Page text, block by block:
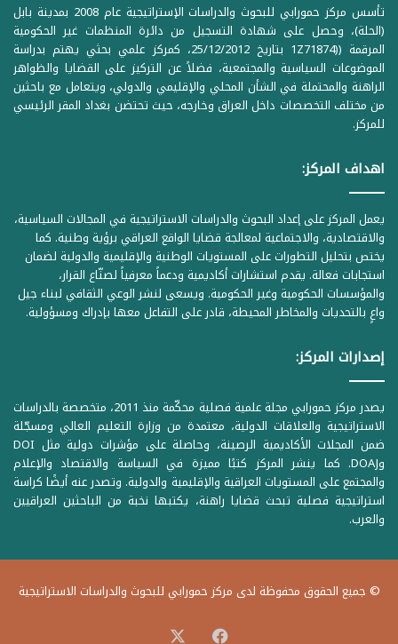
تأسس مركز حمورابي للبحوث والدراسات الإستراتيجية عام 2008 بمدينة بابل
(الحلة)، وحصل على شهادة التسجيل من دائرة المنظمات غير الحكومية
المرقمة ((1Z71874 بتاريخ 25/12/2012، كمركز علمي بحثي يهتم بدراسة
الموضوعات السياسية والمجتمعية، فضلاً عن التركيز على القضايا والظواهر
الراهنة والمحتملة في الشأن المحلي والإقليمي والدولي، ويتعامل مع باحثين
من مختلف التخصصات داخل العراق وخارجه، حيث تحتضن بغداد المقر الرئيسي
للمركز.
اهداف المركز:
يعمل المركز على إعداد البحوث والدراسات الاستراتيجية في المجالات السياسية،
والاقتصادية، والاجتماعية لمعالجة قضايا الواقع العراقي برؤية وطنية. كما
يختص بتحليل التطورات على المستويات الوطنية والإقليمية والدولية لضمان
استجابات فعالة. يقدم استشارات أكاديمية ودعماً معرفياً لصنّاع القرار،
والمؤسسات الحكومية وغير الحكومية. ويسعى لنشر الوعي الثقافي لبناء جيل
واعٍ بالتحديات والمخاطر المحيطة، قادر على التفاعل معها بإدراك ومسؤولية.
إصدارات المركز:
يصدر مركز حمورابي مجلة علمية فصلية محكّمة منذ 2011، متخصصة بالدراسات
الاستراتيجية والعلاقات الدولية، معتمدة من وزارة التعليم العالي ومسجّلة
ضمن المجلات الأكاديمية الرصينة، وحاصلة على مؤشرات دولية مثل DOI
وDOAJ. كما ينشر المركز كتبًا مميزة في السياسة والاقتصاد والإعلام
والمجتمع على المستويات العراقية والإقليمية والدولية. وتصدر عنه أيضًا كراسة
استراتيجية فصلية تبحث قضايا راهنة، يكتبها نخبة من الباحثين العراقيين
والعرب.
© جميع الحقوق محفوظة لدى مركز حمورابي للبحوث والدراسات الاستراتيجية
فيسبوك